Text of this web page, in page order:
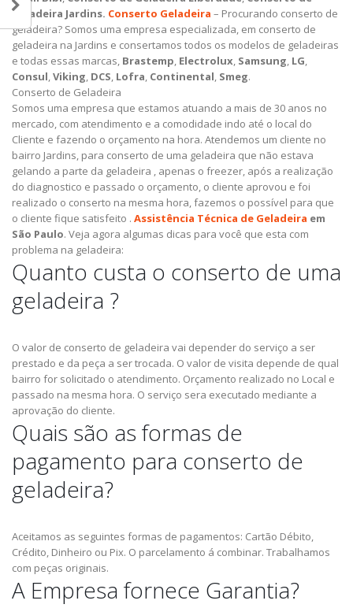
Geladeira Jardins. Conserto Geladeira – Procurando conserto de
geladeira? Somos uma empresa especializada, em conserto de
geladeira na Jardins e consertamos todos os modelos de geladeiras
e todas essas marcas, Brastemp, Electrolux, Samsung, LG,
Consul,Viking, DCS, Lofra, Continental, Smeg.
Conserto de Geladeira
Somos uma empresa que estamos atuando a mais de 30 anos no
mercado, com atendimento e a comodidade indo até o local do
Cliente e fazendo o orçamento na hora. Atendemos um cliente no
bairro Jardins, para conserto de uma geladeira que não estava
gelando a parte da geladeira , apenas o freezer, após a realização
do diagnostico e passado o orçamento, o cliente aprovou e foi
realizado o conserto na mesma hora, fazemos o possível para que
o cliente fique satisfeito . Assistência Técnica de Geladeira em
São Paulo. Veja agora algumas dicas para você que esta com
problema na geladeira:
Quanto custa o conserto de uma
geladeira ?
O valor de conserto de geladeira vai depender do serviço a ser
prestado e da peça a ser trocada. O valor de visita depende de qual
bairro for solicitado o atendimento. Orçamento realizado no Local e
passado na mesma hora. O serviço sera executado mediante a
aprovação do cliente.
Quais são as formas de
pagamento para conserto de
geladeira?
Aceitamos as seguintes formas de pagamentos: Cartão Débito,
Crédito, Dinheiro ou Pix. O parcelamento á combinar. Trabalhamos
com peças originais.
A Empresa fornece Garantia?